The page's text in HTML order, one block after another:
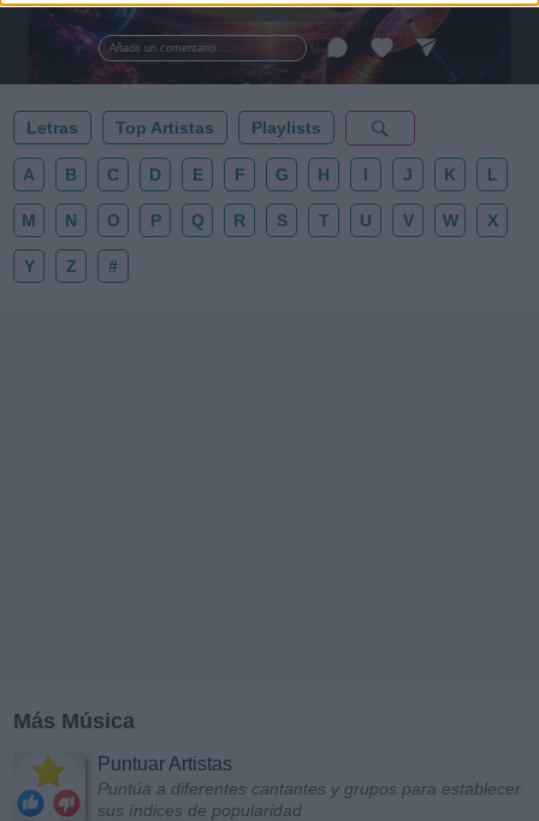
Añadir un comentario ...
al firmamento y siente la gravedad cero. 💾 ¡Guarda
esta colección para tu próxima noche estrellada!
✨⭐
Letras Top Artistas Playlists
A B C D E F G H I J K L
M N O P Q R S T U V W X
Y Z #
Más Música
Puntuar Artistas
Puntúa a diferentes cantantes y grupos para establecer
sus índices de popularidad